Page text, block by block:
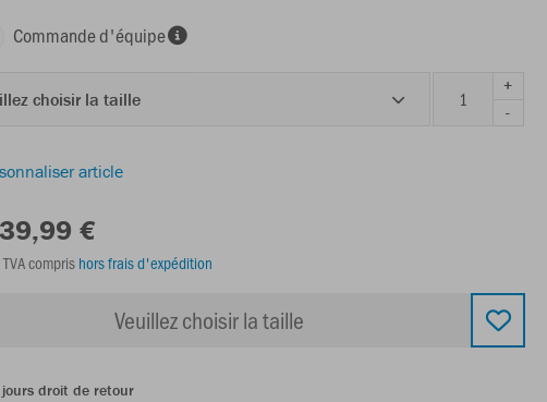
Commande d'équipe
choisir la taille
+
-
article
€
comprishors frais d'expédition
Veuillez choisir la taille
droit de retour